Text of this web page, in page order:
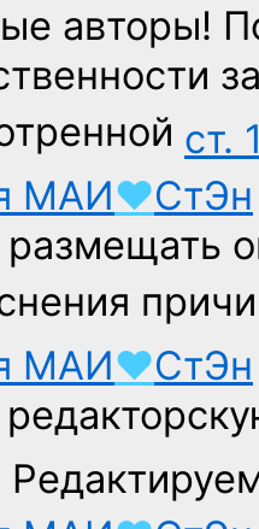
авторы!
ст.
МАИ♥СтЭн
МАИ♥СтЭн